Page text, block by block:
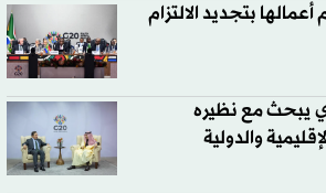
بتجديد الالتزام
يبحث مع نظيره
والدولية